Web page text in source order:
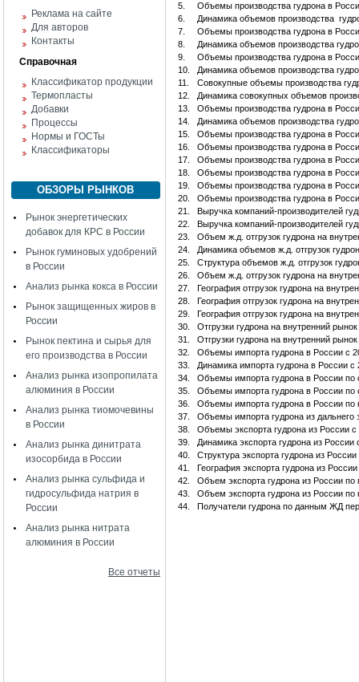
Реклама на сайте
Для авторов
Контакты
Справочная
Классификатор продукции
Термопласты
Добавки
Процессы
Нормы и ГОСТы
Классификаторы
ОБЗОРЫ РЫНКОВ
Рынок энергетических
добавок для КРС в России
Рынок гуминовых удобрений
в России
Анализ рынка кокса в России
Рынок защищенных жиров в
России
Рынок пектина и сырья для
его производства в России
Анализ рынка изопропилата
алюминия в России
Анализ рынка тиомочевины
в России
Анализ рынка динитрата
изосорбида в России
Анализ рынка сульфида и
гидросульфида натрия в
России
Анализ рынка нитрата
алюминия в России
Все отчеты
5.
Объемы производства гудрона в
6.
Динамика объемов производства
7.
Объемы производства гудрона в
8.
Динамика объемов производства
9.
Объемы производства гудрона в
10.
Динамика объемов производства
11.
Совокупные объемы производства
12.
Динамика совокупных объемов
13.
Объемы производства гудрона в
14.
Динамика объемов производства
15.
Объемы производства гудрона в
16.
Объемы производства гудрона в
17.
Объемы производства гудрона в
18.
Объемы производства гудрона в
19.
Объемы производства гудрона в
20.
Объемы производства гудрона в
21.
Выручка компаний-производителей
22.
Выручка компаний-производителей
23.
Объем ж.д. отгрузок гудрона на
24.
Динамика объемов ж.д. отгрузок
25.
Структура объемов ж.д. отгрузок
26.
Объем ж.д. отгрузок гудрона на
27.
География отгрузок гудрона на
28.
География отгрузок гудрона на
29.
География отгрузок гудрона на
30.
Отгрузки гудрона на внутренний
31.
Отгрузки гудрона на внутренний
32.
Объемы импорта гудрона в России с
33.
Динамика импорта гудрона в России с
34.
Объемы импорта гудрона в России по
35.
Объемы импорта гудрона в России по
36.
Объемы импорта гудрона в России по
37.
Объемы импорта гудрона из
38.
Объемы экспорта гудрона из России с
39.
Динамика экспорта гудрона из России
40.
Структура экспорта гудрона из
41.
География экспорта гудрона из России
42.
Объем экспорта гудрона из России
43.
Объем экспорта гудрона из России
44.
Получатели гудрона по данным ЖД